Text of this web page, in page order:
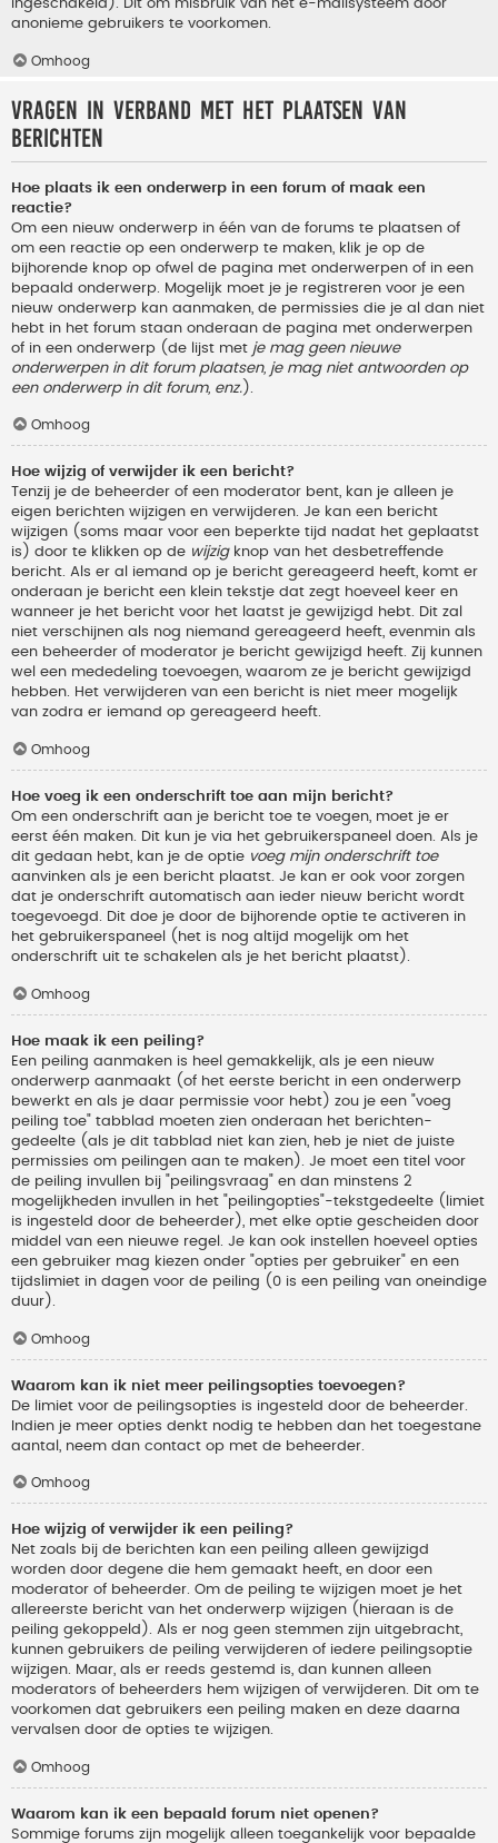
ingeschakeld). Dit om misbruik van het e-mailsysteem door
anonieme gebruikers te voorkomen.
Omhoog
Vragen in verband met het plaatsen van
berichten
Hoe plaats ik een onderwerp in een forum of maak een
reactie?
Om een nieuw onderwerp in één van de forums te plaatsen of
om een reactie op een onderwerp te maken, klik je op de
bijhorende knop op ofwel de pagina met onderwerpen of in een
bepaald onderwerp. Mogelijk moet je je registreren voor je een
nieuw onderwerp kan aanmaken, de permissies die je al dan niet
hebt in het forum staan onderaan de pagina met onderwerpen
of in een onderwerp (de lijst met je mag geen nieuwe
onderwerpen in dit forum plaatsen, je mag niet antwoorden op
een onderwerp in dit forum, enz. ).
Omhoog
Hoe wijzig of verwijder ik een bericht?
Tenzij je de beheerder of een moderator bent, kan je alleen je
eigen berichten wijzigen en verwijderen. Je kan een bericht
wijzigen (soms maar voor een beperkte tijd nadat het geplaatst
is) door te klikken op de wijzigknop van het desbetreffende
bericht. Als er al iemand op je bericht gereageerd heeft, komt er
onderaan je bericht een klein tekstje dat zegt hoeveel keer en
wanneer je het bericht voor het laatst je gewijzigd hebt. Dit zal
niet verschijnen als nog niemand gereageerd heeft, evenmin als
een beheerder of moderator je bericht gewijzigd heeft. Zij kunnen
wel een mededeling toevoegen, waarom ze je bericht gewijzigd
hebben. Het verwijderen van een bericht is niet meer mogelijk
van zodra er iemand op gereageerd heeft.
Omhoog
Hoe voeg ik een onderschrift toe aan mijn bericht?
Om een onderschrift aan je bericht toe te voegen, moet je er
eerst één maken. Dit kun je via het gebruikerspaneel doen. Als je
dit gedaan hebt, kan je de optie voeg mijn onderschrift toe
aanvinken als je een bericht plaatst. Je kan er ook voor zorgen
dat je onderschrift automatisch aan ieder nieuw bericht wordt
toegevoegd. Dit doe je door de bijhorende optie te activeren in
het gebruikerspaneel (het is nog altijd mogelijk om het
onderschrift uit te schakelen als je het bericht plaatst).
Omhoog
Hoe maak ik een peiling?
Een peiling aanmaken is heel gemakkelijk, als je een nieuw
onderwerp aanmaakt (of het eerste bericht in een onderwerp
bewerkt en als je daar permissie voor hebt) zou je een "voeg
peiling toe" tabblad moeten zien onderaan het berichten-
gedeelte (als je dit tabblad niet kan zien, heb je niet de juiste
permissies om peilingen aan te maken). Je moet een titel voor
de peiling invullen bij "peilingsvraag" en dan minstens 2
mogelijkheden invullen in het "peilingopties"-tekstgedeelte (limiet
is ingesteld door de beheerder), met elke optie gescheiden door
middel van een nieuwe regel. Je kan ook instellen hoeveel opties
een gebruiker mag kiezen onder "opties per gebruiker" en een
tijdslimiet in dagen voor de peiling (0 is een peiling van oneindige
duur).
Omhoog
Waarom kan ik niet meer peilingsopties toevoegen?
De limiet voor de peilingsopties is ingesteld door de beheerder.
Indien je meer opties denkt nodig te hebben dan het toegestane
aantal, neem dan contact op met de beheerder.
Omhoog
Hoe wijzig of verwijder ik een peiling?
Net zoals bij de berichten kan een peiling alleen gewijzigd
worden door degene die hem gemaakt heeft, en door een
moderator of beheerder. Om de peiling te wijzigen moet je het
allereerste bericht van het onderwerp wijzigen (hieraan is de
peiling gekoppeld). Als er nog geen stemmen zijn uitgebracht,
kunnen gebruikers de peiling verwijderen of iedere peilingsoptie
wijzigen. Maar, als er reeds gestemd is, dan kunnen alleen
moderators of beheerders hem wijzigen of verwijderen. Dit om te
voorkomen dat gebruikers een peiling maken en deze daarna
vervalsen door de opties te wijzigen.
Omhoog
Waarom kan ik een bepaald forum niet openen?
Sommige forums zijn mogelijk alleen toegankelijk voor bepaalde